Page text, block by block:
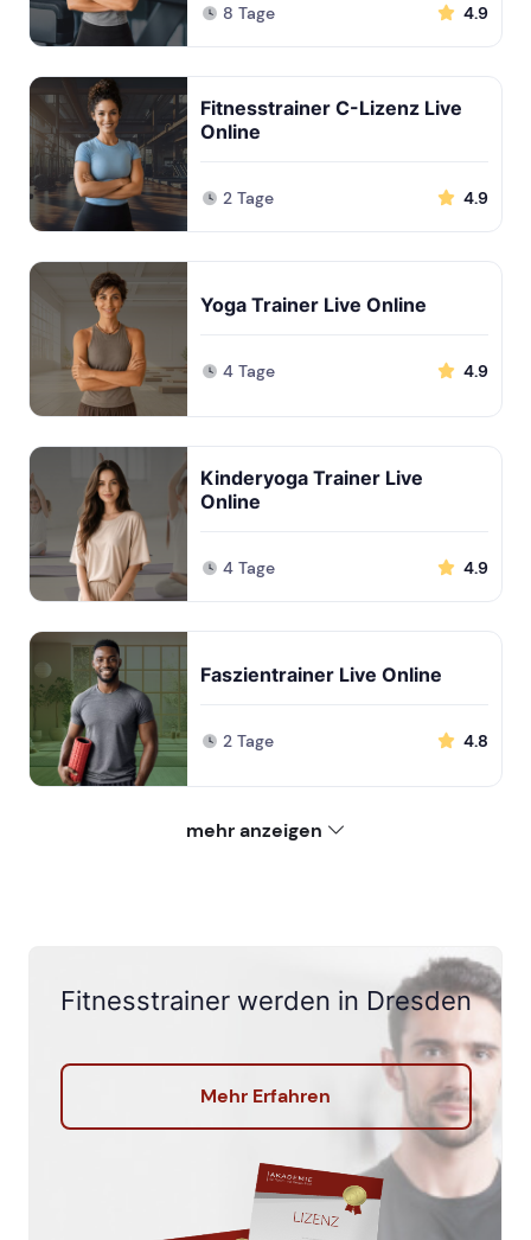
8 Tage 4.9
Fitnesstrainer C-Lizenz Live
Online
2 Tage 4.9
Yoga Trainer Live Online
4 Tage 4.9
Kinderyoga Trainer Live
Online
4 Tage 4.9
Faszientrainer Live Online
2 Tage 4.8
mehr anzeigen
Fitnesstrainer werden in Dresden
Mehr Erfahren